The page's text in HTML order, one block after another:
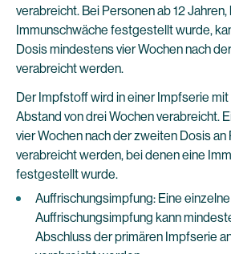
verabreicht. Bei Personen ab 12
Immunschwäche festgestellt wurde,
Dosis mindestens vier Wochen nach
verabreicht werden.
Der Impfstoff wird in einer Impfserie
Abstand von drei Wochen verabreicht.
vier Wochen nach der zweiten Dosis an
verabreicht werden, bei denen eine
festgestellt wurde.
Auffrischungsimpfung: Eine einzelne
Auffrischungsimpfung kann
Abschluss der primären Impfserie